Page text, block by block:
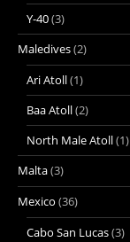
Y-40(3)
Maledives(2)
Ari Atoll(1)
Baa Atoll(2)
North Male Atoll(1)
Malta(3)
Mexico (36)
Cabo San Lucas(3)